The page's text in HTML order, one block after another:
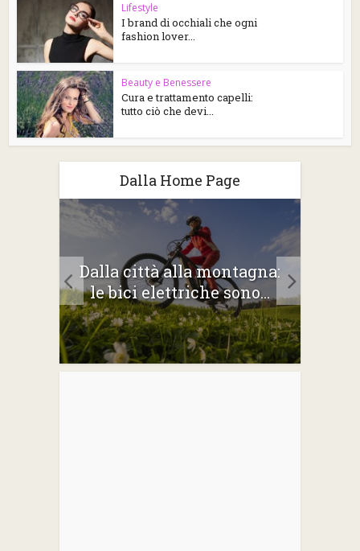
Lifestyle
I brand di occhiali che ogni
fashion lover...
Beauty e Benessere
Cura e trattamento capelli:
tutto ciò che devi...
Dalla Home Page
Dalla città alla montagna:
le bici elettriche sono...